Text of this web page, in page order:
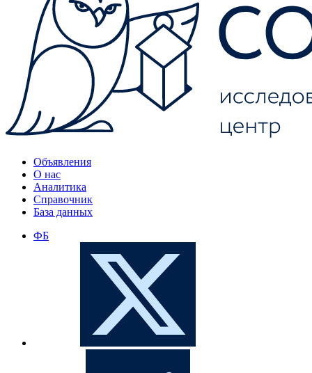
Объявления
О нас
Аналитика
Справочник
База данных
ФБ